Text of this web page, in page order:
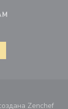
Zenchef